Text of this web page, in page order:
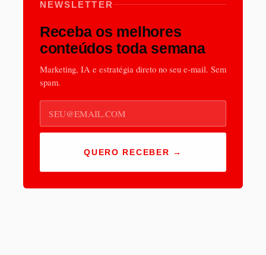
NEWSLETTER
Receba os melhores
conteúdos toda semana
Marketing, IA e estratégia direto no seu e-mail. Sem
spam.
mail
QUERO RECEBER →